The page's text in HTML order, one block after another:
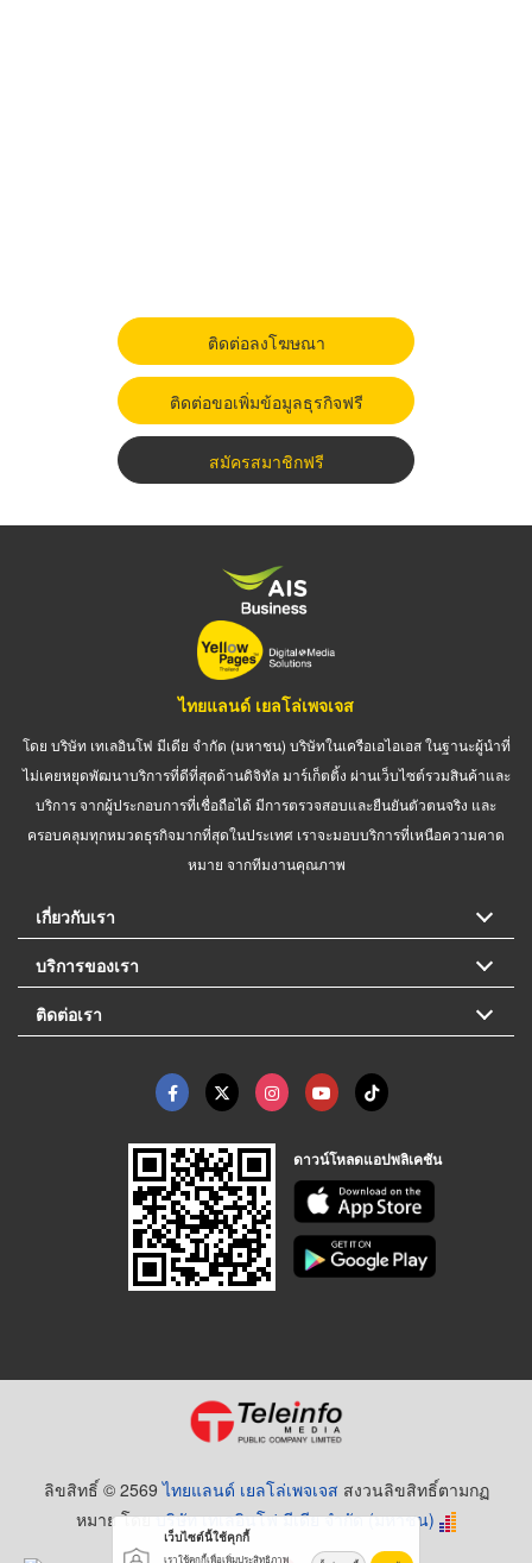
ติดต่อลงโฆษณา
ติดต่อขอเพิ่มข้อมูลธุรกิจฟรี
สมัครสมาชิกฟรี
ไทยแลนด์ เยลโล่เพจเจส
โดย บริษัท เทเลอินโฟ มีเดีย จำกัด (มหาชน) บริษัทในเครือเอไอเอส ในฐานะผู้นำที่
ไม่เคยหยุดพัฒนาบริการที่ดีที่สุดด้านดิจิทัล มาร์เก็ตติ้ง ผ่านเว็บไซต์รวมสินค้าและ
บริการ จากผู้ประกอบการที่เชื่อถือได้ มีการตรวจสอบและยืนยันตัวตนจริง และ
ครอบคลุมทุกหมวดธุรกิจมากที่สุดในประเทศ เราจะมอบบริการที่เหนือความคาด
หมาย จากทีมงานคุณภาพ
เกี่ยวกับเรา
บริการของเรา
ติดต่อเรา
ดาวน์โหลดแอปพลิเคชัน
ลิขสิทธิ์ © 2569ไทยแลนด์ เยลโล่เพจเจส สงวนลิขสิทธิ์ตามกฏ
หมาย โดยบริษัท เทเลอินโฟ มีเดีย จำกัด (มหาชน)
เว็บไซต์นี้ใช้คุกกี้
เราใช้คุกกี้เพื่อเพิ่มประสิทธิภาพ